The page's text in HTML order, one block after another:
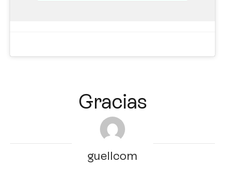
Gracias
guellcom